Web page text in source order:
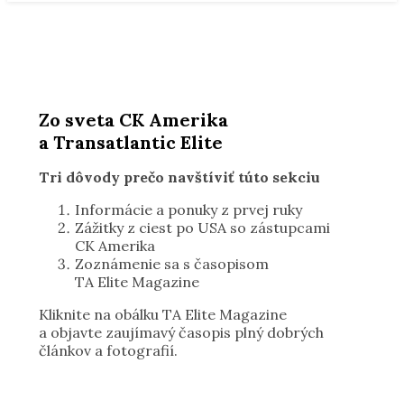
Zo sveta CK Amerika
a Transatlantic Elite
Tri dôvody prečo navštíviť túto sekciu
Informácie a ponuky z prvej ruky
Zážitky z ciest po USA so zástupcami
CK Amerika
Zoznámenie sa s časopisom
TA Elite Magazine
Kliknite na obálku TA Elite Magazine
a objavte zaujímavý časopis plný dobrých
článkov a fotografií.